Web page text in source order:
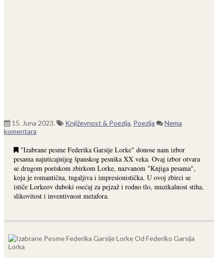
15. Juna 2023. Književnost & Poezija, Poezija
Nema
komentara
"Izabrane pesme Federika Garsije Lorke" donose nam izbor
pesama najuticajnijeg španskog pesnika XX veka. Ovaj izbor otvara
se drugom poetskom zbirkom Lorke, nazvanom "Knjiga pesama",
koja je romantična, tugaljiva i impresionistička. U ovoj zbirci se
ističe Lorkeov duboki osećaj za pejzaž i rodno tlo, muzikalnost stiha,
slikovitost i inventivnost metafora.